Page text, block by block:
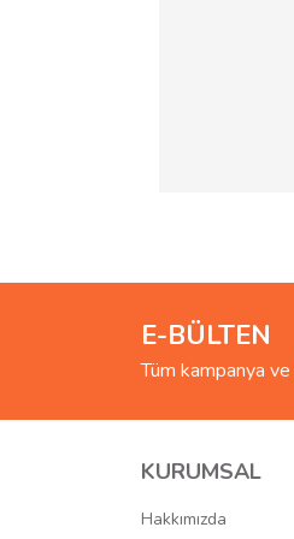
E-BÜLTEN
Tüm kampanya
KURUMSAL
Hakkımızda